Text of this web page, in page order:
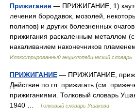
Прижигание — ПРИЖИГАНИЕ, 1)
лечения бородавок, мозолей,
полипов) и других болезненных
прижигания раскаленным металлом
накаливанием наконечников
Иллюстрированный энциклопедический словарь
ПРИЖИГАНИЕ — ПРИЖИГАНИЕ,
Действие по гл. прижигать (см.
прижиганиями. Толковый словарь
1940 …
Толковый словарь Ушакова